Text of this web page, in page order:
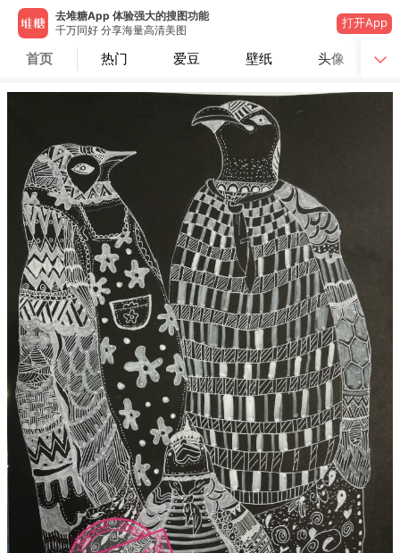
去堆糖App 体验强大的搜图功能
千万同好 分享海量高清美图
打开App
首页 热门 爱豆 壁纸 头像